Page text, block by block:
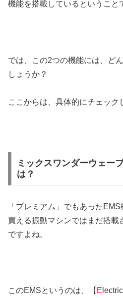
機能を搭載しているということ
では、この2つの機能には、ど
しょうか？
ここからは、具体的にチェック
ミックスワンダーウェー
は？
「プレミアム」でもあった
買える振動マシンではまだ搭載
ですよね。
このEMSというのは、【 E